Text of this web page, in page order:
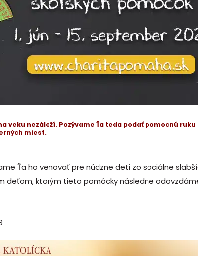
veku nezáleží. Pozývame Ťa teda podať pomocnú ruku
miest.
Ťa ho venovať pre núdzne deti zo sociálne
deťom, ktorým tieto pomôcky následne